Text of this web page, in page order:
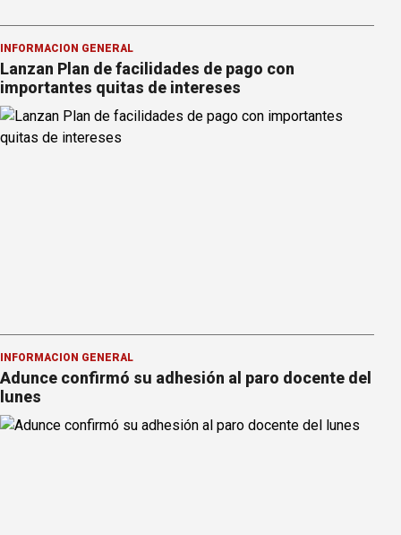
INFORMACION GENERAL
Lanzan Plan de facilidades de pago con
importantes quitas de intereses
INFORMACION GENERAL
Adunce confirmó su adhesión al paro docente del
lunes